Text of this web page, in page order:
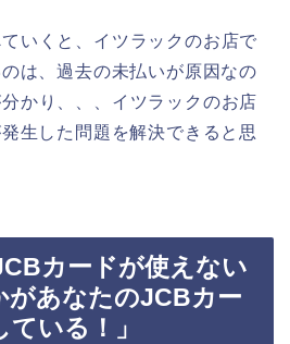
いくと、イツラックのお店で
は、過去の未払いが原因なの
かり、、、イツラックのお店
生した問題を解決できると思
カードが使えない
があなたのJCBカー
ている！」